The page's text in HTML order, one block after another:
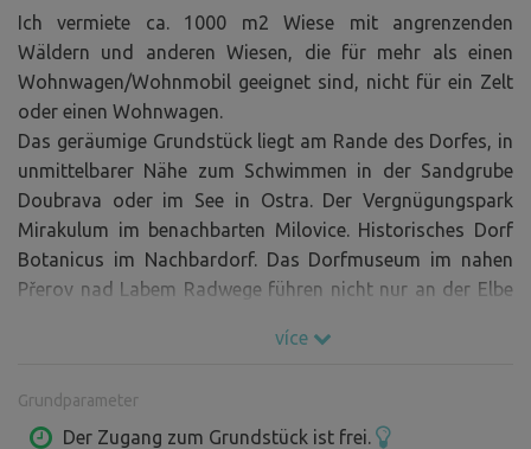
Ich vermiete ca. 1000 m2 Wiese mit angrenzenden
Wäldern und anderen Wiesen, die für mehr als einen
Wohnwagen/Wohnmobil geeignet sind, nicht für ein Zelt
oder einen Wohnwagen.
Das geräumige Grundstück liegt am Rande des Dorfes, in
unmittelbarer Nähe zum Schwimmen in der Sandgrube
Doubrava oder im See in Ostra. Der Vergnügungspark
Mirakulum im benachbarten Milovice. Historisches Dorf
Botanicus im Nachbardorf. Das Dorfmuseum im nahen
Přerov nad Labem Radwege führen nicht nur an der Elbe
Hrabalovský Kerský. Sommerkino im Schlossgarten in
Nutzbares Elbwasser auf dem Grundstück, Brennholz aus
dem angrenzenden Wald.
více
Grundparameter
Der Zugang zum Grundstück ist frei.